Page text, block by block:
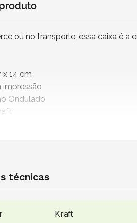
ou no transporte, essa caixa é
x 14 cm
impressão
Ondulado
mudanças residenciais e
técnicas
Kraft